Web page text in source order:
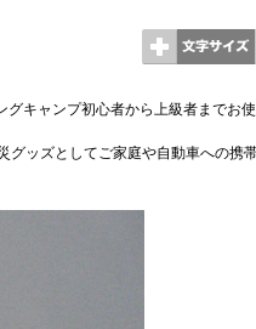
キャンプ初心者から上級者までお
ッズとしてご家庭や自動車への携